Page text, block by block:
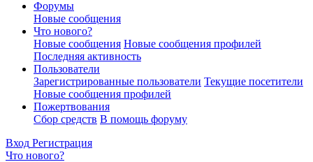
Форумы
Новые сообщения
Что нового?
Новые сообщения Новые сообщения профилей
Последняя активность
Пользователи
Зарегистрированные пользователи Текущие посетители
Новые сообщения профилей
Пожертвования
Сбор средств В помощь форуму
Вход Регистрация
Что нового?